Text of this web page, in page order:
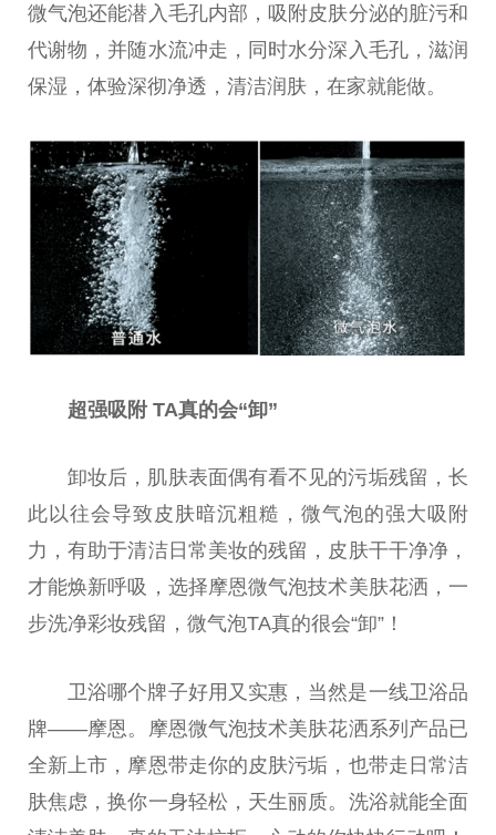
微气泡还能潜入毛孔内部，吸附皮肤分泌的脏污和
代谢物，并随水流冲走，同时水分深入毛孔，滋润
保湿，体验深彻净透，清洁润肤，在家就能做。
超强吸附 TA真的会“卸”
卸妆后，肌肤表面偶有看不见的污垢残留，长
此以往会导致皮肤暗沉粗糙， 微气泡的强大吸附
力，有助于清洁日常美妆的残留，皮肤干干净净，
才能焕新呼吸，选择摩恩微气泡技术美肤花洒，一
步洗净彩妆残留， 微气泡TA真的很会“卸”！
卫浴哪个牌子好用又实惠，当然是一线卫浴品
牌——摩恩。摩恩微气泡技术美肤花洒系列产品已
全新上市，摩恩带走你的皮肤污垢，也带走日常洁
肤焦虑，换你一身轻松，天生丽质。洗浴就能全面